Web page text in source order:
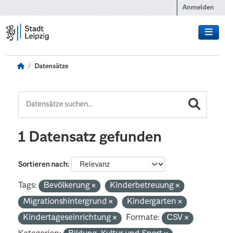
Anmelden
Datensätze
1 Datensatz gefunden
Sortieren nach
Tags: Bevölkerung
Kinderbetreuung
Migrationshintergrund
Kindergarten
Kindertageseinrichtung
Formate:
CSV